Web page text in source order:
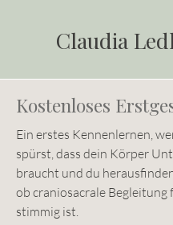
Claudia Ledl
Kostenloses
Ein erstes Kennenlernen,
spürst, dass dein Körper
braucht und du
ob craniosacrale Begleitung
stimmig ist.